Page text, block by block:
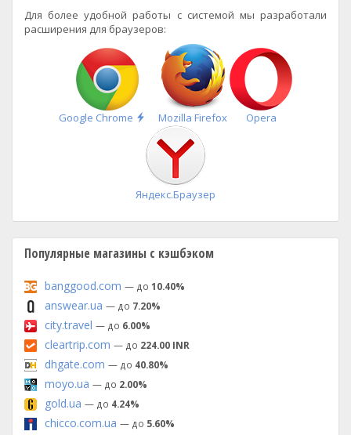
Для более удобной работы с системой мы разработали
расширения для браузеров:
Google Chrome
Быстрая
установка
Mozilla Firefox Opera
Яндекс.Браузер
Популярные магазины с кэшбэком
banggood.com — до 10.40%
answear.ua — до 7.20%
city.travel — до 6.00%
cleartrip.com — до 224.00 INR
dhgate.com — до 40.80%
moyo.ua — до 2.00%
gold.ua — до 4.24%
chicco.com.ua — до 5.60%